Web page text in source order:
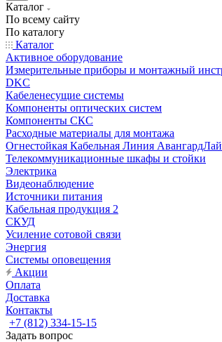
Каталог
По всему сайту
По каталогу
Каталог
Активное оборудование
Измерительные приборы и монтажный
DKC
Кабеленесущие системы
Компоненты оптических систем
Компоненты СКС
Расходные материалы для монтажа
Огнестойкая Кабельная Линия
Телекоммуникационные шкафы и стойки
Электрика
Видеонаблюдение
Источники питания
Кабельная продукция 2
СКУД
Усиление сотовой связи
Энергия
Системы оповещения
Акции
Оплата
Доставка
Контакты
+7 (812) 334-15-15
Задать вопрос